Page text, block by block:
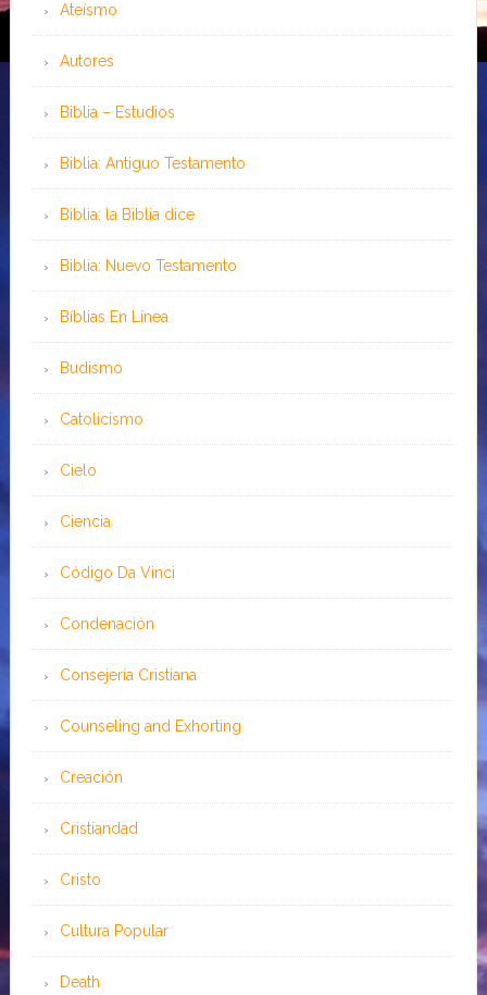
Ateísmo
Autores
Biblia – Estudios
Biblia: Antiguo Testamento
Biblia: la Biblia dice
Biblia: Nuevo Testamento
Bíblias En Línea
Budismo
Catolicismo
Cielo
Ciencia
Código Da Vinci
Condenación
Consejería Cristiana
Counseling and Exhorting
Creación
Cristiandad
Cristo
Cultura Popular
Death